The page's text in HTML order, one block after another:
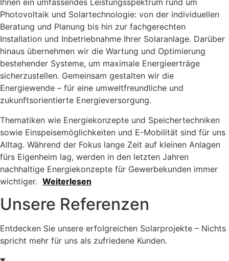
Ihnen ein umfassendes Leistungsspektrum rund um
Photovoltaik und Solartechnologie: von der individuellen
Beratung und Planung bis hin zur fachgerechten
Installation und Inbetriebnahme Ihrer Solaranlage. Darüber
hinaus übernehmen wir die Wartung und Optimierung
bestehender Systeme, um maximale Energieerträge
sicherzustellen. Gemeinsam gestalten wir die
Energiewende – für eine umweltfreundliche und
zukunftsorientierte Energieversorgung.
Thematiken wie Energiekonzepte und Speichertechniken
sowie Einspeisemöglichkeiten und E-Mobilität sind für uns
Alltag. Während der Fokus lange Zeit auf kleinen Anlagen
fürs Eigenheim lag, werden in den letzten Jahren
nachhaltige Energiekonzepte für Gewerbekunden immer
wichtiger. Weiterlesen
Unsere Referenzen
Entdecken Sie unsere erfolgreichen Solarprojekte – Nichts
spricht mehr für uns als zufriedene Kunden.